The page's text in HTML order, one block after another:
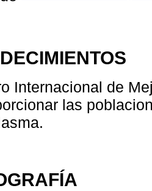
Internacional de
las